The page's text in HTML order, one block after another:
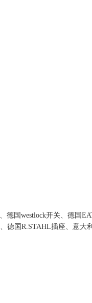
德国westlock开关、德国
德国R.STAHL插座、意大利